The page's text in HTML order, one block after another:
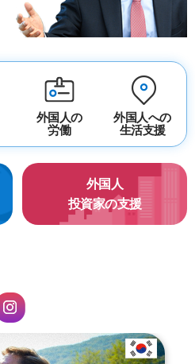
外国人の
労働
外国人への
生活支援
外国人
投資家の支援